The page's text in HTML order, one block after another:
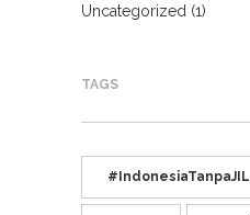
Uncategorized (1)
TAGS
#IndonesiaTanpaJIL